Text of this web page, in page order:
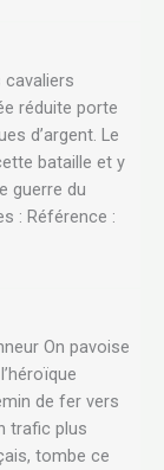
cavaliers
réduite porte
d’argent. Le
bataille et y
guerre du
: Référence :
On pavoise
de fer vers
trafic plus
tombe ce